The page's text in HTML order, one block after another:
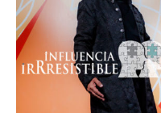
Revalidación Certificación Coaching | Center of Education and Leadership